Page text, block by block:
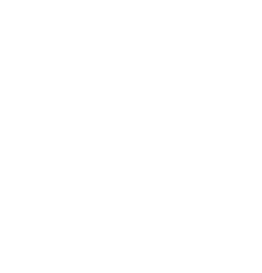
yang berbasis